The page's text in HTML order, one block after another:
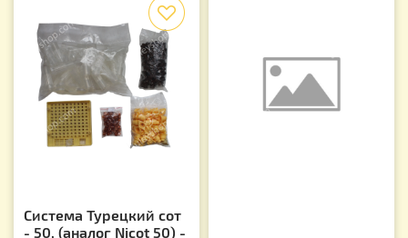
Система Турецкий сот
- 50, (аналог Nicot 50) -